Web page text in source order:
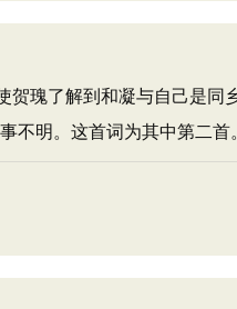
瑰了解到和凝与自己是同
不明。这首词为其中第二首